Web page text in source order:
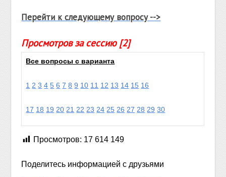
Перейти к следующему вопросу -->
Просмотров за сессию [2]
Все вопросы с варианта
1 2 3 4 5 6 7 8 9 10 11 12 13 14 15 16
17 18 19 20 21 22 23 24 25 26 27 28 29 30
Просмотров: 17 614 149
Поделитесь информацией с друзьями